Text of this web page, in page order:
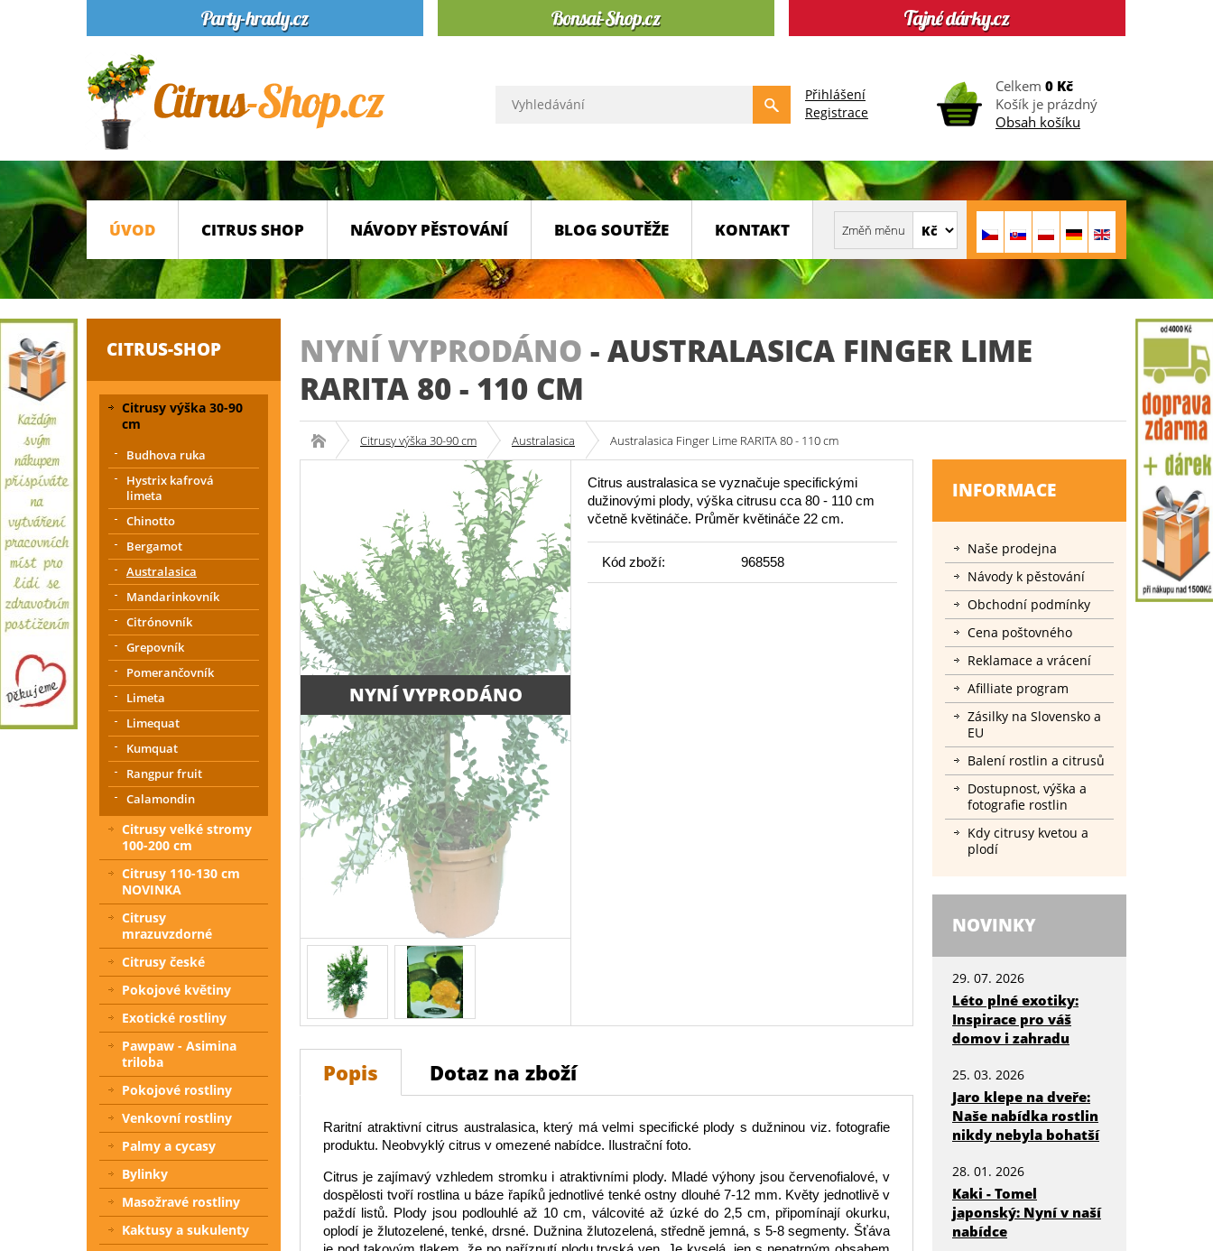
Přihlášení
Registrace
Celkem 0 Kč
Košík je prázdný
Obsah košíku
ÚVOD CITRUS SHOP NÁVODY PĚSTOVÁNÍ BLOG SOUTĚŽE KONTAKT
NYNÍ VYPRODÁNO - AUSTRALASICA FINGER LIME
RARITA 80 - 110 CM
Citrusy výška 30-90 cm Australasica Australasica Finger Lime RARITA 80 - 110 cm
NYNÍ VYPRODÁNO
Citrus australasica se vyznačuje specifickými
dužinovými plody, výška citrusu cca 80 - 110 cm
včetně květináče. Průměr květináče 22 cm.
Kód zboží: 968558
Popis Dotaz na zboží
Raritní atraktivní citrus australasica, který má velmi specifické plody s dužninou viz. fotografie
produktu. Neobvyklý citrus v omezené nabídce. Ilustrační foto.
Citrus je zajímavý vzhledem stromku i atraktivními plody. Mladé výhony jsou červenofialové, v
dospělosti tvoří rostlina u báze řapíků jednotlivé tenké ostny dlouhé 7-12 mm. Květy jednotlivě v
paždí listů. Plody jsou podlouhlé až 10 cm, válcovité až úzké do 2,5 cm, připomínají okurku,
oplodí je žlutozelené, tenké, drsné. Dužnina žlutozelená, středně jemná, s 5-8 segmenty. Šťáva
INFORMACE
Naše prodejna
Návody k pěstování
Obchodní podmínky
Cena poštovného
Reklamace a vrácení
Afilliate program
Zásilky na Slovensko a
EU
Balení rostlin a citrusů
Dostupnost, výška a
fotografie rostlin
Kdy citrusy kvetou a
plodí
NOVINKY
29. 07. 2026
Léto plné exotiky:
Inspirace pro váš
domov i zahradu
25. 03. 2026
Jaro klepe na dveře:
Naše nabídka rostlin
nikdy nebyla bohatší
28. 01. 2026
Kaki - Tomel
japonský: Nyní v naší
nabídce
CITRUS-SHOP
Citrusy výška 30-90
cm
Budhova ruka
Hystrix kafrová
limeta
Chinotto
Bergamot
Australasica
Mandarinkovník
Citrónovník
Grepovník
Pomerančovník
Limeta
Limequat
Kumquat
Rangpur fruit
Calamondin
Citrusy velké stromy
100-200 cm
Citrusy 110-130 cm
NOVINKA
Citrusy
mrazuvzdorné
Citrusy české
Pokojové květiny
Exotické rostliny
Pawpaw - Asimina
triloba
Pokojové rostliny
Venkovní rostliny
Palmy a cycasy
Bylinky
Masožravé rostliny
Kaktusy a sukulenty